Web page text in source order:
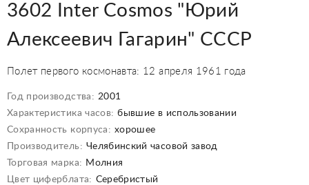
3602 Inter Cosmos "Юрий
Алексеевич Гагарин" СССР
Полет первого космонавта: 12 апреля 1961 года
Год производства: 2001
Характеристика часов: бывшие в использовании
Сохранность корпуса: хорошее
Производитель: Челябинский часовой завод
Торговая марка: Молния
Цвет циферблата: Серебристый